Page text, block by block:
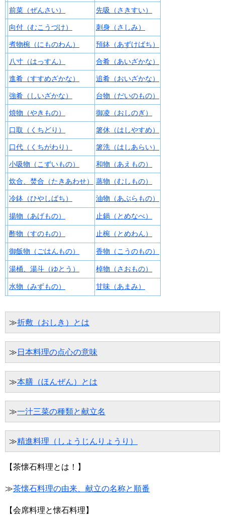
前菜（ぜんさい） 先吸（さきすい）
向付（むこうづけ） 刺身（さしみ）
煮物椀（にものわん） 預鉢（あずけばち）
八寸（はっすん） 合肴（あいざかな）
進肴（すすめざかな） 追肴（おいざかな）
強肴（しいざかな） 台物（だいのもの）
焼物（やきもの） 御凌（おしのぎ）
口取（くちどり） 箸休（はしやすめ）
口代（くちがわり） 箸洗（はしあらい）
小吸物（こずいもの） 和物（あえもの）
炊合、焚合（たきあわせ） 蒸物（むしもの）
冷鉢（ひやしばち） 油物（あぶらもの）
揚物（あげもの） 止鍋（とめなべ）
酢物（すのもの） 止椀（とめわん）
御飯物（ごはんもの） 香物（こうのもの）
湯桶、湯斗（ゆとう） 棹物（さおもの）
水物（みずもの） 甘味（あまみ）
≫折敷（おしき）とは
≫日本料理の点心の意味
≫本膳（ほんぜん）とは
≫一汁三菜の種類と献立名
≫精進料理（しょうじんりょうり）
【茶懐石料理とは！】
≫茶懐石料理の由来、献立の名称と順番
【会席料理と懐石料理】